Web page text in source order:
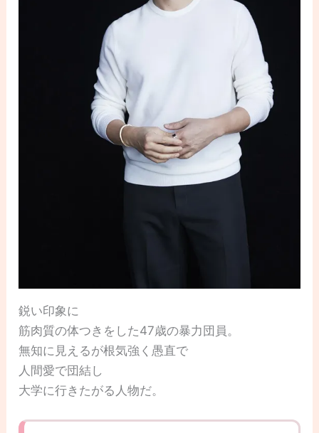
鋭い印象に
筋肉質の体つきをした47歳の暴力団員。
無知に見えるが根気強く愚直で
人間愛で団結し
大学に行きたがる人物だ。